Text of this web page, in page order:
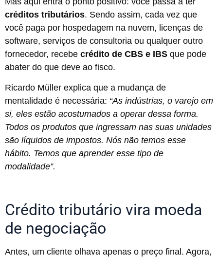
créditos tributários. Sendo assim, cada vez que
você paga por hospedagem na nuvem, licenças de
software, serviços de consultoria ou qualquer outro
fornecedor, recebe crédito de CBS e IBS que pode
abater do que deve ao fisco.
Ricardo Müller explica que a mudança de
mentalidade é necessária: “As indústrias, o varejo em
si, eles estão acostumados a operar dessa forma.
Todos os produtos que ingressam nas suas unidades
são líquidos de impostos. Nós não temos esse
hábito. Temos que aprender esse tipo de
modalidade”.
Crédito tributário vira moeda
de negociação
Antes, um cliente olhava apenas o preço final. Agora,